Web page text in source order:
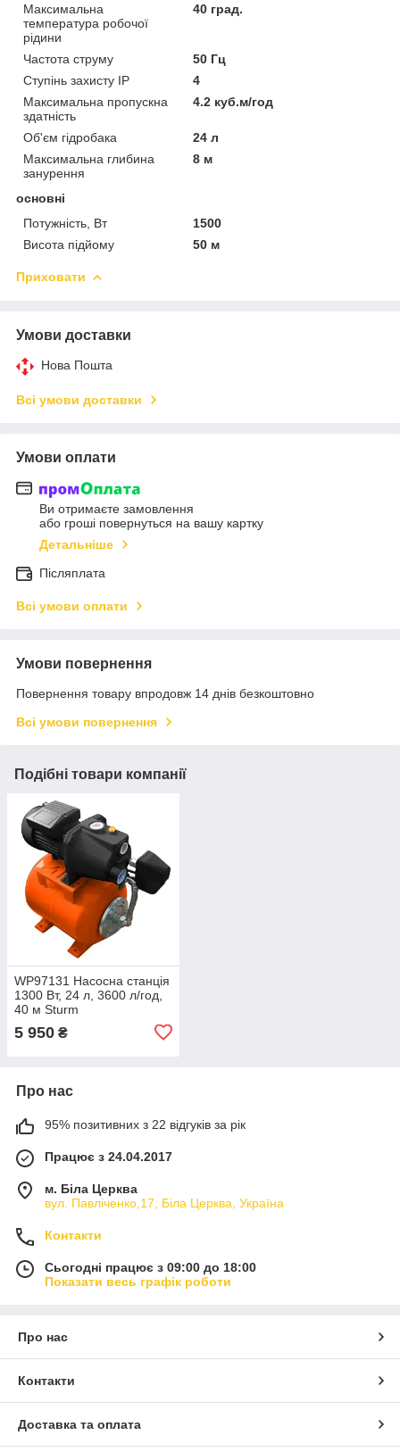
Максимальна
температура робочої
рідини
40 град.
Частота струму
50 Гц
Ступінь захисту IP
4
Максимальна пропускна
здатність
4.2 куб.м/год
Об'єм гідробака
24 л
Максимальна глибина
занурення
8 м
основні
Потужність, Вт
1500
Висота підйому
50 м
Приховати
Умови доставки
Нова Пошта
Всі умови доставки
Умови оплати
Ви отримаєте замовлення
або гроші повернуться на вашу картку
Детальніше
Післяплата
Всі умови оплати
Умови повернення
Повернення товару впродовж 14 днів безкоштовно
Всі умови повернення
Подібні товари компанії
WP97131 Насосна станція
1300 Вт, 24 л, 3600 л/год,
40 м Sturm
5 950 ₴
Про нас
95% позитивних з 22 відгуків за рік
Працює з 24.04.2017
м. Біла Церква
вул. Павліченко,17, Біла Церква, Україна
Контакти
Сьогодні працює з 09:00 до 18:00
Показати весь графік роботи
Про нас
Контакти
Доставка та оплата